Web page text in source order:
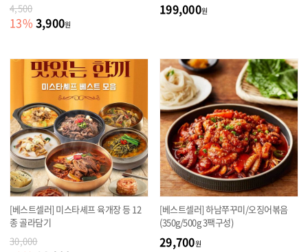
4,500
13% 3,900원
199,000원
[베스트셀러] 미스타셰프 육개장 등 12
종 골라담기
30,000
[베스트셀러] 하남쭈꾸미/오징어볶음
(350g/500g 3팩구성)
29,700원